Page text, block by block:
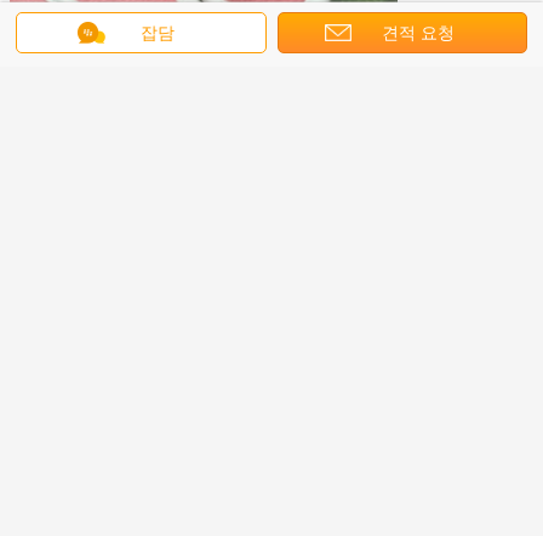
잡담 견적 요청